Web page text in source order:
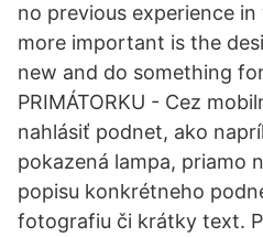
no previous experience in
more important is the
new and do something
PRIMÁTORKU - Cez
nahlásiť podnet, ako
pokazená lampa, priamo
popisu konkrétneho
fotografiu či krátky text.